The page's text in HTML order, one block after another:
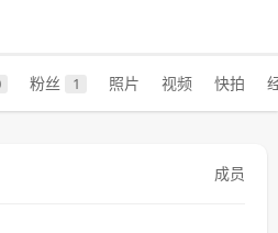
粉丝 1 照片 视频 快拍
成员